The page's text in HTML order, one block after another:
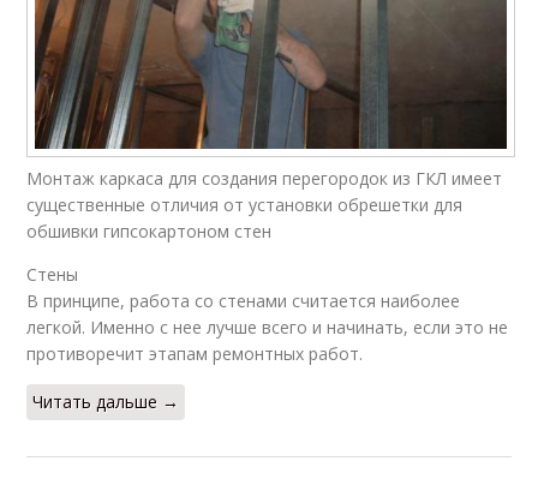
Монтаж каркаса для создания перегородок из ГКЛ имеет
существенные отличия от установки обрешетки для
обшивки гипсокартоном стен
Стены
В принципе, работа со стенами считается наиболее
легкой. Именно с нее лучше всего и начинать, если это не
противоречит этапам ремонтных работ.
Читать дальше →